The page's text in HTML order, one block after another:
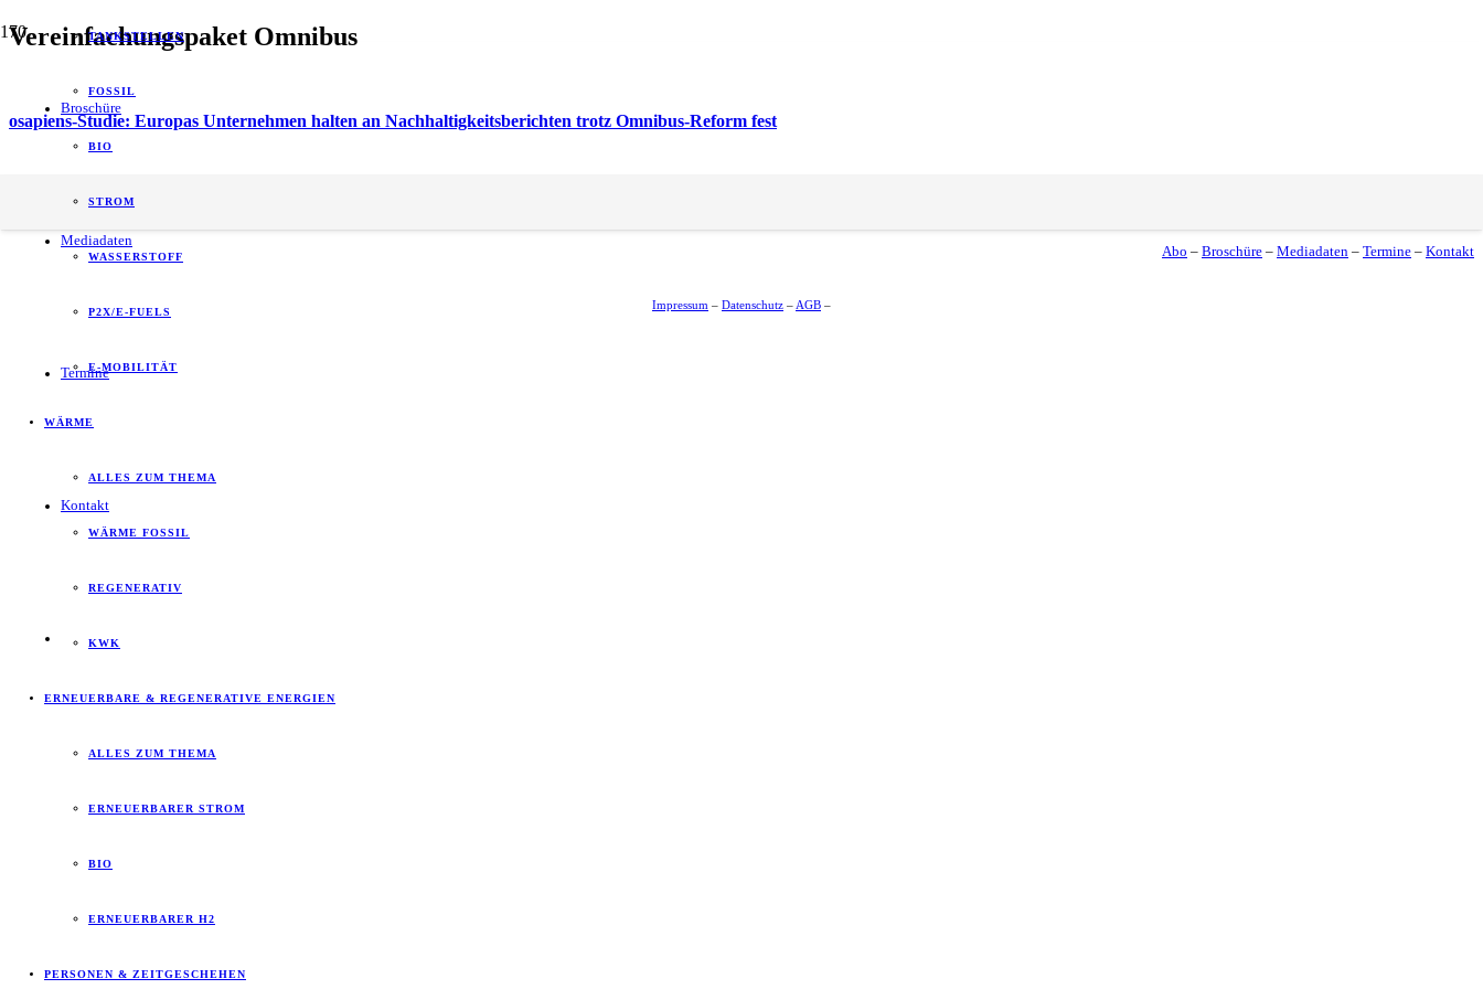
Broschüre
Mediadaten
Termine
Kontakt
TANKSTELLEN
FOSSIL
BIO
STROM
WASSERSTOFF
P2X/E-FUELS
E-MOBILITÄT
WÄRME
ALLES ZUM THEMA
WÄRME FOSSIL
REGENERATIV
KWK
ERNEUERBARE & REGENERATIVE ENERGIEN
ALLES ZUM THEMA
ERNEUERBARER STROM
BIO
ERNEUERBARER H2
PERSONEN & ZEITGESCHEHEN
Vereinfachungspaket Omnibus
osapiens-Studie: Europas Unternehmen halten an Nachhaltigkeitsberichten trotz Omnibus-Reform fest
Abo – Broschüre – Mediadaten – Termine – Kontakt
Impressum – Datenschutz – AGB –